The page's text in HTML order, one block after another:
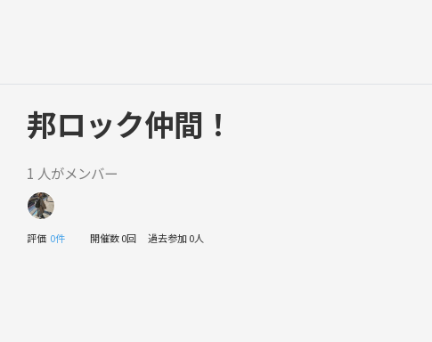
邦ロック仲間！
1 人がメンバー
評価 0件 開催数 0回 過去参加 0人